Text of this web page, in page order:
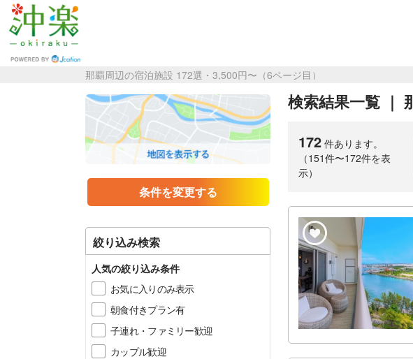
那覇周辺の宿泊施設 172選・3,500円〜（6ページ目）
条件を変更する
絞り込み検索
人気の絞り込み条件
お気に入りのみ表示
朝食付きプラン有
子連れ・ファミリー歓迎
カップル歓迎
検索結果一覧 ｜
172 件あります。
（151件〜172件を表
示）